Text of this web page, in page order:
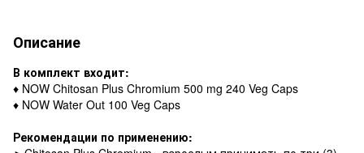
Описание
В комплект входит:
♦ NOW Chitosan Plus Chromium 500 mg 240 Veg Caps
♦ NOW Water Out 100 Veg Caps
Рекомендации по применению: